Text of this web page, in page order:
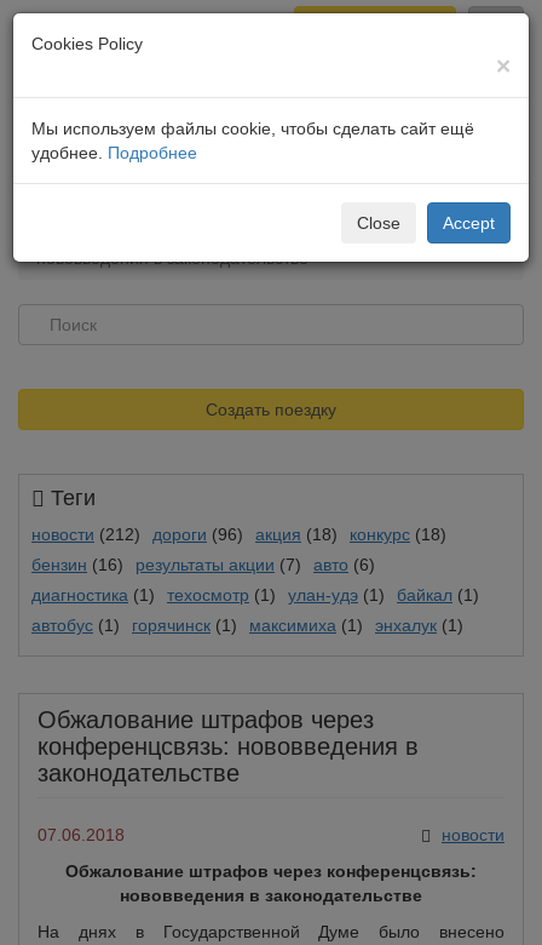
Обжалование штрафов через конференцсвязь:
нововведения в законодательстве
Создать поездку
Теги
новости (212) дороги (96) акция (18) конкурс (18)
бензин (16) результаты акции (7) авто (6)
диагностика (1) техосмотр (1) улан-удэ (1) байкал (1)
автобус (1) горячинск (1) максимиха (1) энхалук (1)
Обжалование штрафов через
конференцсвязь: нововведения в
законодательстве
новости
07.06.2018
Обжалование штрафов через конференцсвязь:
нововведения в законодательстве
На днях в Государственной Думе было внесено
Cookies Policy
×
Мы используем файлы cookie, чтобы сделать сайт ещё
удобнее. Подробнее
Close Accept